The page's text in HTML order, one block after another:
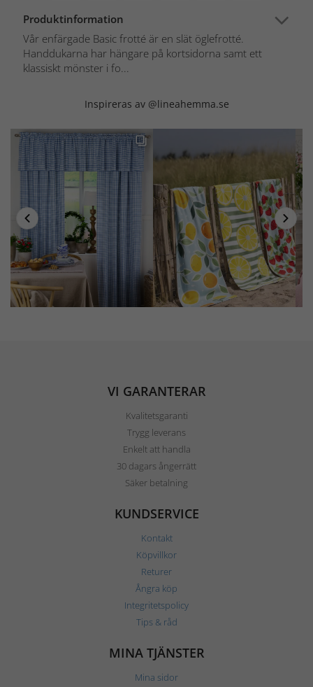
Produktinformation
Vår enfärgade Basic frotté är en slät öglefrotté.
Handdukarna har hängare på kortsidorna samt ett
klassiskt mönster i fo...
Inspireras av @lineahemma.se
VI GARANTERAR
Kvalitetsgaranti
Trygg leverans
Enkelt att handla
30 dagars ångerrätt
Säker betalning
KUNDSERVICE
Kontakt
Köpvillkor
Returer
Ångra köp
Integritetspolicy
Tips & råd
MINA TJÄNSTER
Mina sidor